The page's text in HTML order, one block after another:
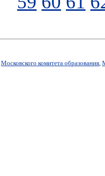
Московского комитета образования,